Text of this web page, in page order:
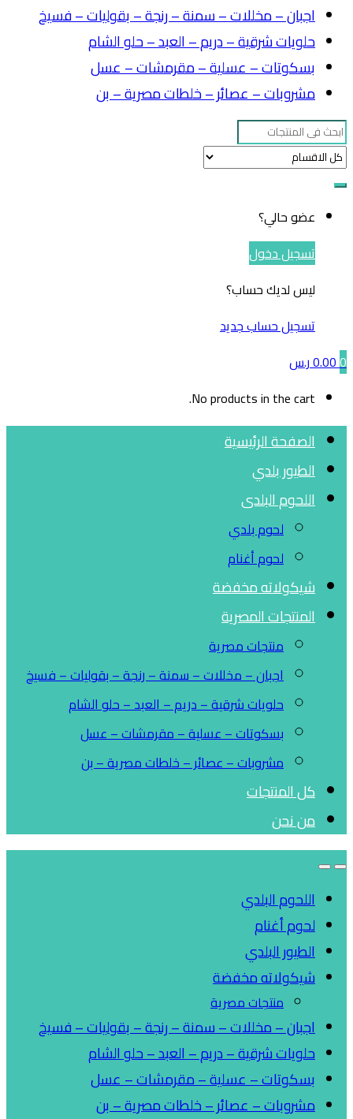
اجبان – مخللات – سمنة – رنجة – بقوليات – فسيخ
حلويات شرقية – دريم – العبد – حلو الشام
بسكوتات – عسلية – مقرمشات – عسل
مشروبات – عصائر – خلطات مصرية – بن
Search
for:
عضو حالي؟
تسجيل دخول
ليس لديك حساب؟
تسجيل حساب جديد
0
0.00ر.س
No products in the cart.
الصفحة الرئيسية
الطيور بلدي
اللحوم البلدى
لحوم بلدي
لحوم أغنام
شيكولاته مخفضة
المنتجات المصرية
منتجات مصرية
اجبان – مخللات – سمنة – رنجة – بقوليات – فسيخ
حلويات شرقية – دريم – العبد – حلو الشام
بسكوتات – عسلية – مقرمشات – عسل
مشروبات – عصائر – خلطات مصرية – بن
كل المنتجات
من نحن
اللحوم البلدي
لحوم أغنام
الطيور البلدي
شيكولاته مخفضة
منتجات مصرية
اجبان – مخللات – سمنة – رنجة – بقوليات – فسيخ
حلويات شرقية – دريم – العبد – حلو الشام
بسكوتات – عسلية – مقرمشات – عسل
مشروبات – عصائر – خلطات مصرية – بن